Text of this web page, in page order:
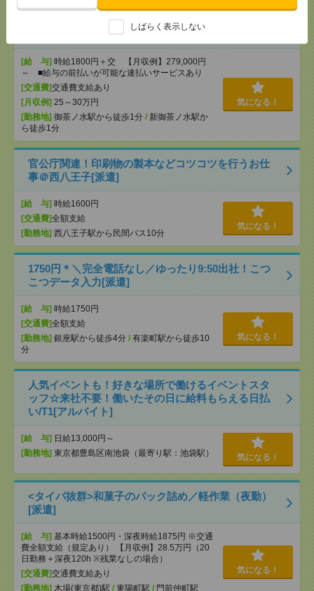
しばらく表示しない
2名募集！時給1800円！基本17時15分まで＊12月まで
＊受診状況の集計など[派遣]
[給 与] 時給1800円＋交 【月収例】279,000円
～ ■給与の前払いが可能な速払いサービスあり
[交通費]交通費支給あり
[月収例] 25～30万円
[勤務地] 御茶ノ水駅から徒歩1分 / 新御茶ノ水駅か
ら徒歩1分
気になる！
官公庁関連！印刷物の製本などコツコツを行うお仕
事＠西八王子[派遣]
[給 与] 時給1600円
[交通費]全額支給
[勤務地] 西八王子駅から民間バス10分
気になる！
1750円＊＼完全電話なし／ゆったり9:50出社！こつ
こつデータ入力[派遣]
[給 与] 時給1750円
[交通費]全額支給
[勤務地] 銀座駅から徒歩4分 / 有楽町駅から徒歩10
分
気になる！
人気イベントも！好きな場所で働けるイベントスタ
ッフ☆来社不要！働いたその日に給料もらえる日払
い/T1[アルバイト]
[給 与] 日給13,000円～
[勤務地] 東京都豊島区南池袋（最寄り駅：池袋駅） 気になる！
<タイパ抜群>和菓子のパック詰め／軽作業（夜勤）
[派遣]
[給 与] 基本時給1500円・深夜時給1875円 ※交通
費全額支給（規定あり） 【月収例】28.5万円（20
日勤務＋深夜120h ※残業なしの場合）
[交通費]交通費支給あり
[勤務地] 木場(東京都)駅 / 東陽町駅 / 門前仲町駅
気になる！